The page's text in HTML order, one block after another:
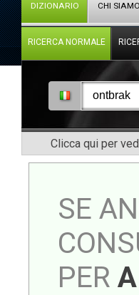
DIZIONARIO CHI SIAMO
RICERCA NORMALE
Clicca qui per
SE
PER A